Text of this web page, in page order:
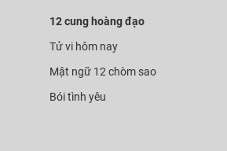
12 cung hoàng đạo
Tử vi hôm nay
Mật ngữ 12 chòm sao
Bói tình yêu